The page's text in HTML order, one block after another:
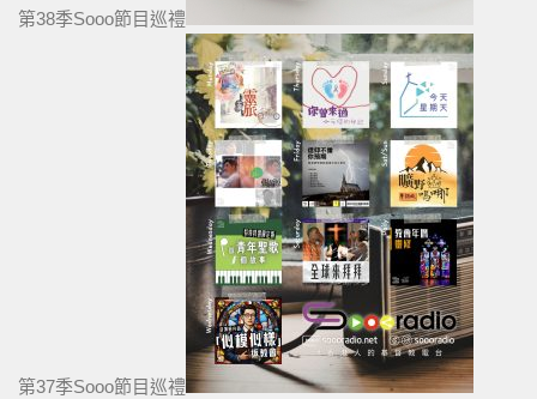
第38季Sooo節目巡禮
第37季Sooo節目巡禮